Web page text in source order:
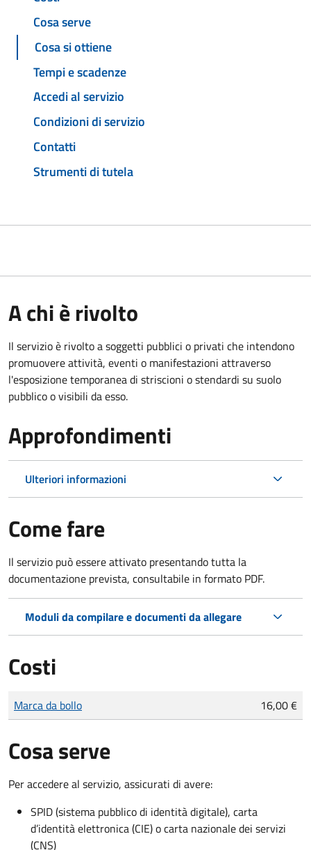
Cosa serve
Cosa si ottiene
Tempi e scadenze
Accedi al servizio
Condizioni di servizio
Contatti
Strumenti di tutela
A chi è rivolto
Il servizio è rivolto a soggetti pubblici o privati che intendono
promuovere attività, eventi o manifestazioni attraverso
l'esposizione temporanea di striscioni o stendardi su suolo
pubblico o visibili da esso.
Approfondimenti
Ulteriori informazioni
Come fare
Il servizio può essere attivato presentando tutta la
documentazione prevista, consultabile in formato PDF.
Moduli da compilare e documenti da allegare
Costi
Tipo di pagamento
Importo
Marca da bollo 16,00 €
Cosa serve
Per accedere al servizio, assicurati di avere:
SPID (sistema pubblico di identità digitale), carta
d’identità elettronica (CIE) o carta nazionale dei servizi
(CNS)